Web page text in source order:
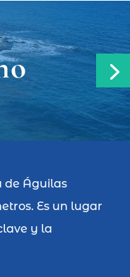
de Águilas
Es un lugar
y la